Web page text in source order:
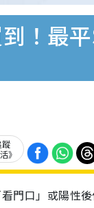
！最
》
門口」或陽性